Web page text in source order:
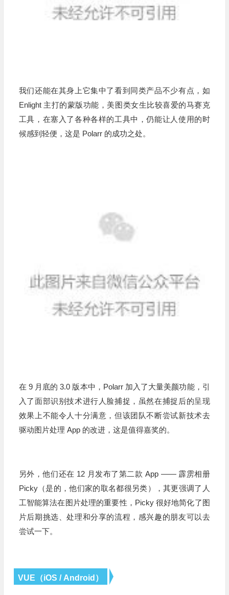
我们还能在其身上它集中了看到同类产品不少有点，如
Enlight 主打的蒙版功能，美图类女生比较喜爱的马赛克
工具，在塞入了各种各样的工具中，仍能让人使用的时
候感到轻便，这是 Polarr 的成功之处。
在 9 月底的 3.0 版本中，Polarr 加入了大量美颜功能，引
入了面部识别技术进行人脸捕捉，虽然在捕捉后的呈现
效果上不能令人十分满意，但该团队不断尝试新技术去
驱动图片处理 App的改进，这是值得嘉奖的。
另外，他们还在 12 月发布了第二款App —— 霹雳相册
Picky（是的，他们家的取名都很另类），其更强调了人
工智能算法在图片处理的重要性，Picky 很好地简化了图
片后期挑选、处理和分享的流程，感兴趣的朋友可以去
尝试一下。
VUE（iOS / Android）